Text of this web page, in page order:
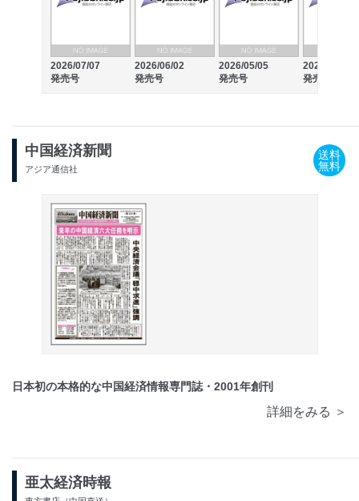
2026/07/07
発売号
2026/06/02
発売号
2026/05/05
発売号
2026/04/07
発売号
中国経済新聞
アジア通信社
送料
無料
日本初の本格的な中国経済情報専門誌・2001年創刊
詳細をみる ＞
亜太経済時報